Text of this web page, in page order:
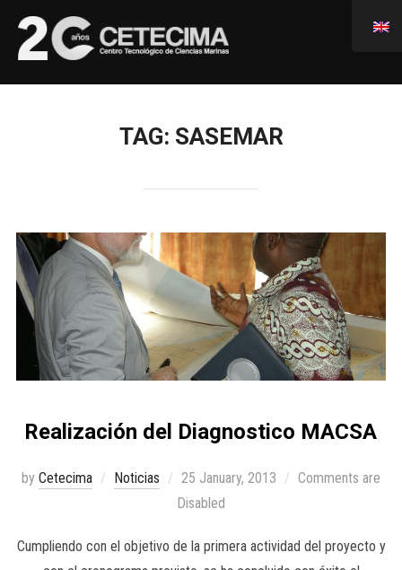
TAG: SASEMAR
Realización del Diagnostico MACSA
by Cetecima Noticias 25 January, 2013
Comments are
Disabled
Cumpliendo con el objetivo de la primera actividad del proyecto y